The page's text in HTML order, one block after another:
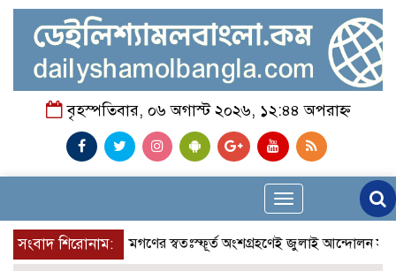
বৃহস্পতিবার, ০৬ অগাস্ট ২০২৬, ১২:৪৪ অপরাহ্ন
Toggle
navigation
সংবাদ শিরোনাম:আলেমগণের স্বতঃস্ফূর্ত অংশগ্রহণেই জুলাই আন্দোলন সফল হয়